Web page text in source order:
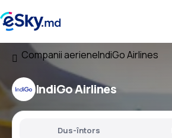
Companii aerieneIndiGo Airlines
IndiGo Airlines
Dus-întors